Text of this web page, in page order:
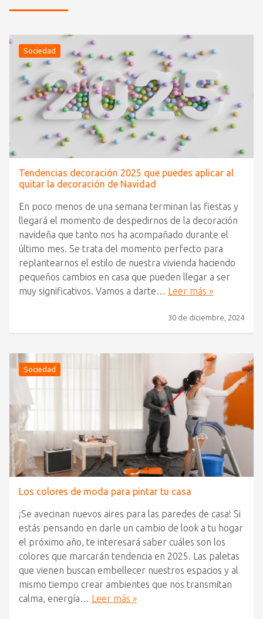
Sociedad
Tendencias decoración 2025 que puedes aplicar al
quitar la decoración de Navidad
En poco menos de una semana terminan las fiestas y
llegará el momento de despedirnos de la decoración
navideña que tanto nos ha acompañado durante el
último mes. Se trata del momento perfecto para
replantearnos el estilo de nuestra vivienda haciendo
pequeños cambios en casa que pueden llegar a ser
muy significativos. Vamos a darte… Leer más »
30 de diciembre, 2024
Sociedad
Los colores de moda para pintar tu casa
¡Se avecinan nuevos aires para las paredes de casa! Si
estás pensando en darle un cambio de look a tu hogar
el próximo año, te interesará saber cuáles son los
colores que marcarán tendencia en 2025. Las paletas
que vienen buscan embellecer nuestros espacios y al
mismo tiempo crear ambientes que nos transmitan
calma, energía… Leer más »